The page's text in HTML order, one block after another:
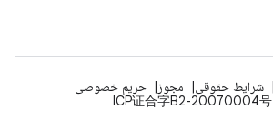
شرایط حقوقی مجوز
حریم خصوصی
ICP证合字B2-20070004号